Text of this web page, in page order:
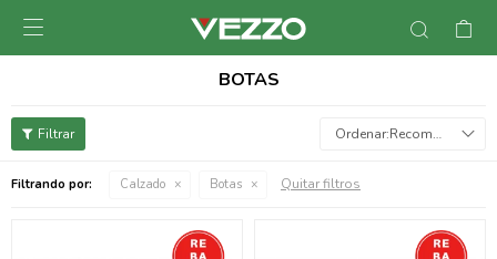

BOTAS
Recomendados
Filtrando por: Calzado Botas Quitar filtros